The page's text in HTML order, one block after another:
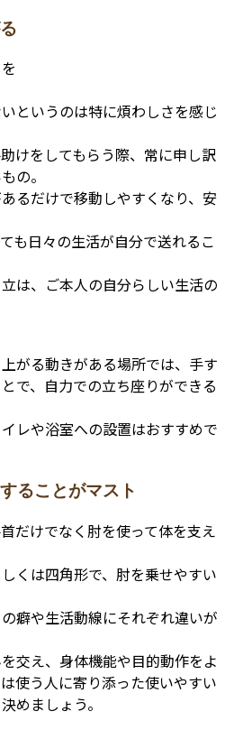
というのは特に煩わしさを感じ
けをしてもらう際、常に申し訳
の。
るだけで移動しやすくなり、安
も日々の生活が自分で送れるこ
は、ご本人の自分らしい生活の
がる動きがある場所では、手す
で、自力での立ち座りができる
レや浴室への設置はおすすめで
ることがマスト
だけでなく肘を使って体を支え
くは四角形で、肘を乗せやすい
癖や生活動線にそれぞれ違いが
交え、身体機能や目的動作をよ
使う人に寄り添った使いやすい
めましょう。